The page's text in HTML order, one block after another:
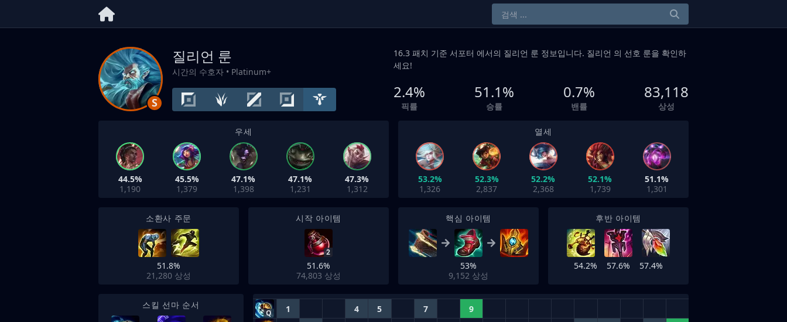
S
질리언 룬
시간의 수호자 • Platinum+
16.3 패치 기준 서포터 에서의 질리언 룬 정보입니다. 질리언 의 선호 룬을 확인하
세요!
2.4%
픽률
51.1%
승률
0.7%
밴률
83,118
상성
우세
44.5%
1,190
45.5%
1,379
47.1%
1,398
47.1%
1,231
47.3%
1,312
열세
53.2%
1,326
52.3%
2,837
52.2%
2,368
52.1%
1,739
51.1%
1,301
소환사 주문
51.8%
21,280 상성
시작 아이템
2
51.6%
74,803 상성
핵심 아이템
53%
9,152 상성
후반 아이템
54.2% 57.6% 57.4%
스킬 선마 순서
Q 1 4 5 7 9